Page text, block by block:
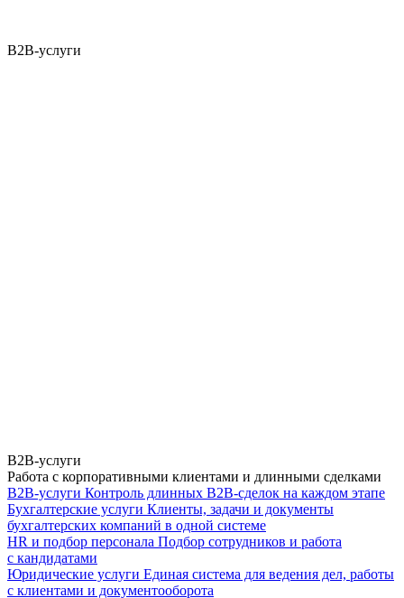
B2B-услуги
B2B-услуги
Работа с корпоративными клиентами и длинными сделками
B2B-услуги Контроль длинных B2B-сделок на каждом этапе
Бухгалтерские услуги Клиенты, задачи и документы
бухгалтерских компаний в одной системе
HR и подбор персонала Подбор сотрудников и работа
с кандидатами
Юридические услуги Единая система для ведения дел, работы
с клиентами и документооборота